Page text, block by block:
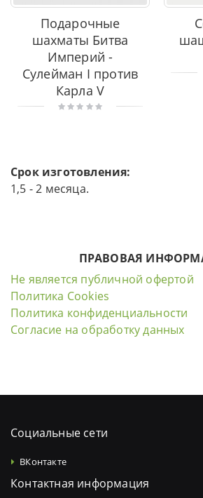
Подарочные
шахматы Битва
Империй -
Сулейман I против
Карла V
Срок изготовления:
1,5 - 2 месяца.
ПРАВОВАЯ
Не является публичной офертой
Политика Cookies
Политика конфиденциальности
Согласие на обработку данных
Социальные сети
ВКонтакте
Контактная информация